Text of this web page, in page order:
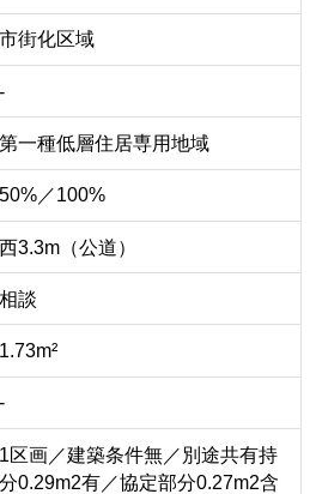
市街化区域
-
第一種低層住居専用地域
50%／100%
西3.3m（公道）
相談
1.73m²
-
1区画／建築条件無／別途共有持
分0.29m2有／協定部分0.27m2含